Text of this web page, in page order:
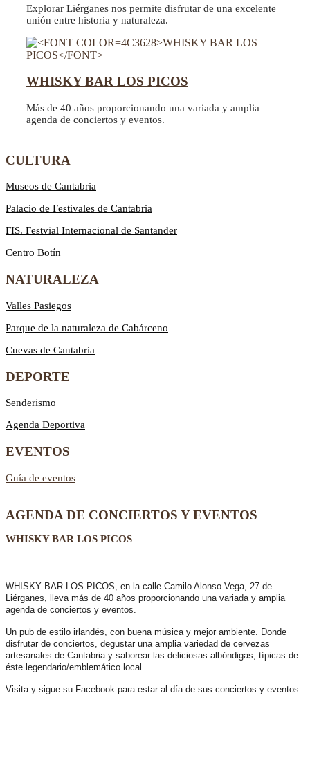
Explorar Liérganes nos permite disfrutar de una excelente
unión entre historia y naturaleza.
WHISKY BAR LOS PICOS
Más de 40 años proporcionando una variada y amplia
agenda de conciertos y eventos.
CULTURA
Museos de Cantabria
Palacio de Festivales de Cantabria
FIS. Festvial Internacional de Santander
Centro Botín
NATURALEZA
Valles Pasiegos
Parque de la naturaleza de Cabárceno
Cuevas de Cantabria
DEPORTE
Senderismo
Agenda Deportiva
EVENTOS
Guía de eventos
AGENDA DE CONCIERTOS Y EVENTOS
WHISKY BAR LOS PICOS
WHISKY BAR LOS PICOS, en la calle Camilo Alonso Vega, 27 de
Liérganes, lleva más de 40 años proporcionando una variada y amplia
agenda de conciertos y eventos.
Un pub de estilo irlandés, con buena música y mejor ambiente. Donde
disfrutar de conciertos, degustar una amplia variedad de cervezas
artesanales de Cantabria y saborear las deliciosas albóndigas, típicas de
éste legendario/emblemático local.
Visita y sigue su Facebook para estar al día de sus conciertos y eventos.